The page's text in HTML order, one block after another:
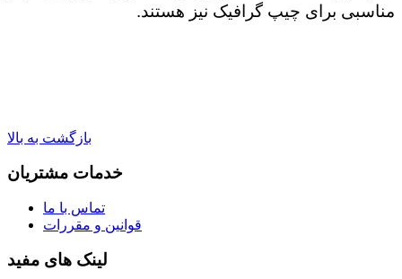
مناسبی برای چیپ گرافیک نیز هستند.
بازگشت به بالا
خدمات مشتریان
تماس با ما
قوانین و مقررات
لینک های مفید